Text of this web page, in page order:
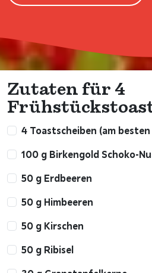
Zutaten für 4
4 Toastscheiben (am
100 g Birkengold Schoko-
50 g Erdbeeren
50 g Himbeeren
50 g Kirschen
50 g Ribisel